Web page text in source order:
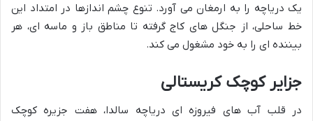
یک دریاچه را به ارمغان می آورد. تنوع چشم اندازها در امتداد این
خط ساحلی، از جنگل های کاج گرفته تا مناطق باز و ماسه ای، هر
بیننده ای را به خود مشغول می کند.
جزایر کوچک کریستالی
در قلب آب های فیروزه ای دریاچه سالدا، هفت جزیره کوچک